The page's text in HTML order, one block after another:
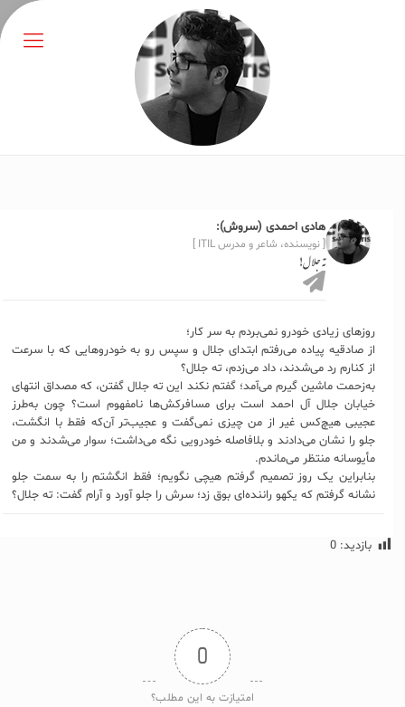
هادی احمدی (سروش):
[ نویسنده، شاعر و مدرس ITIL ]
ته جلال!
روزهای زیادی خودرو نمی‌بردم به سر کار؛
از صادقیه پیاده می‌رفتم ابتدای جلال و سپس رو به خودروهایی که با سرعت
از کنارم رد می‌شدند، داد می‌زدم، ته جلال؟
به‌زحمت ماشین گیرم می‌آمد؛ گفتم نکند این ته جلال گفتن، که مصداق انتهای
خیابان جلال آل احمد است برای مسافرکش‌ها نامفهوم است؟ چون به‌طرز
عجیبی هیچ‌کس غیر از من چیزی نمی‌گفت و عجیب‌تر آن‌که فقط با انگشت،
جلو را نشان می‌دادند و بلافاصله خودرویی نگه‌ می‌داشت؛ سوار می‌شدند و من
مأیوسانه منتظر می‌ماندم.
بنابراین یک روز تصمیم گرفتم هیچی نگویم؛ فقط انگشتم را به سمت جلو
نشانه گرفتم که یکهو راننده‌ای بوق زد؛ سرش را جلو آورد و آرام گفت: ته جلال؟
بازدید: 0
0
امتیازت به این مطلب؟